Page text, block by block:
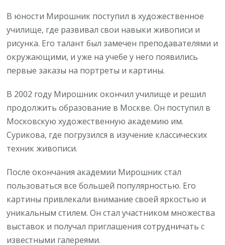
В юности Мирошник поступил в художественное
училище, где развивал свои навыки живописи и
рисунка. Его талант был замечен преподавателями и
окружающими, и уже на учебе у него появились
первые заказы на портреты и картины.
В 2002 году Мирошник окончил училище и решил
продолжить образование в Москве. Он поступил в
Московскую художественную академию им.
Сурикова, где погрузился в изучение классических
техник живописи.
После окончания академии Мирошник стал
пользоваться все большей популярностью. Его
картины привлекали внимание своей яркостью и
уникальным стилем. Он стал участником множества
выставок и получал приглашения сотрудничать с
известными галереями.